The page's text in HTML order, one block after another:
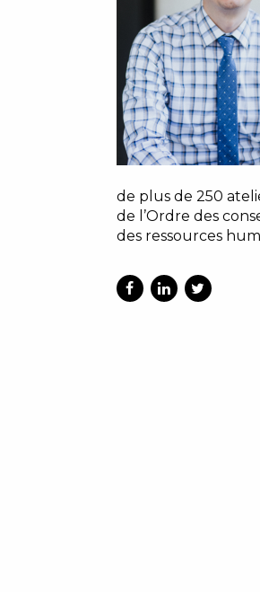
de plus de 250
de l’Ordre des
des ressources